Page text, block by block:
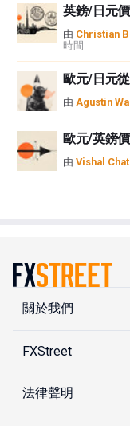
英鎊/日元
由 Christian
時間
歐元/日元
由 Agustin
歐元/英鎊
由 Vishal
關於我們
FXStreet
法律聲明